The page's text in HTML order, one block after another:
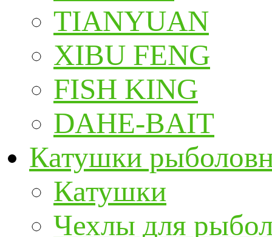
TIANYUAN
XIBU FENG
FISH KING
DAHE-BAIT
Катушки
Катушки
Чехлы для